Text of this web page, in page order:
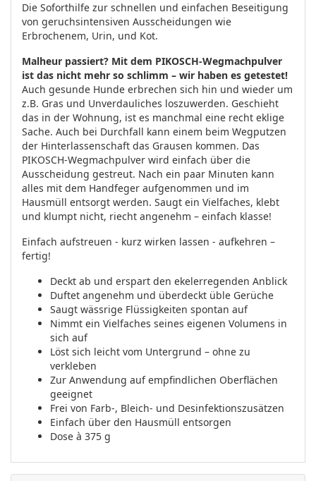
Die Soforthilfe zur schnellen und einfachen Beseitigung
von geruchsintensiven Ausscheidungen wie
Erbrochenem, Urin, und Kot.
Malheur passiert? Mit dem PIKOSCH-Wegmachpulver
ist das nicht mehr so schlimm – wir haben es getestet!
Auch gesunde Hunde erbrechen sich hin und wieder um
z.B. Gras und Unverdauliches loszuwerden. Geschieht
das in der Wohnung, ist es manchmal eine recht eklige
Sache. Auch bei Durchfall kann einem beim Wegputzen
der Hinterlassenschaft das Grausen kommen. Das
PIKOSCH-Wegmachpulver wird einfach über die
Ausscheidung gestreut. Nach ein paar Minuten kann
alles mit dem Handfeger aufgenommen und im
Hausmüll entsorgt werden. Saugt ein Vielfaches, klebt
und klumpt nicht, riecht angenehm – einfach klasse!
Einfach aufstreuen - kurz wirken lassen - aufkehren –
fertig!
Deckt ab und erspart den ekelerregenden Anblick
Duftet angenehm und überdeckt üble Gerüche
Saugt wässrige Flüssigkeiten spontan auf
Nimmt ein Vielfaches seines eigenen Volumens in
sich auf
Löst sich leicht vom Untergrund – ohne zu
verkleben
Zur Anwendung auf empfindlichen Oberflächen
geeignet
Frei von Farb-, Bleich- und Desinfektionszusätzen
Einfach über den Hausmüll entsorgen
Dose à 375 g